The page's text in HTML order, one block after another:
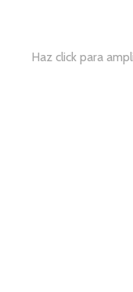
Haz click para